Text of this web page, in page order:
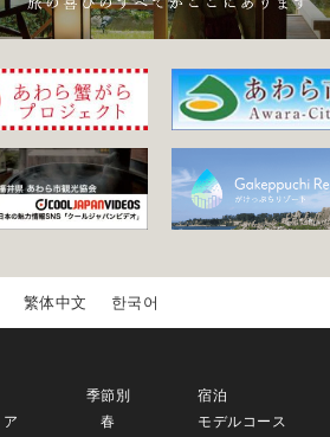
繁体中文 한국어
季節別
春
宿泊
モデルコース